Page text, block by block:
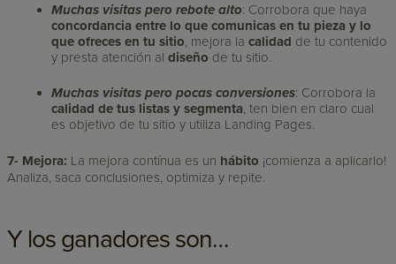
Muchas visitas pero rebote alto: Corrobora que haya
concordancia entre lo que comunicas en tu pieza y lo
que ofreces en tu sitio, mejora lacalidad de tu contenido
y presta atención aldiseño de tu sitio.
Muchas visitas pero pocas conversiones: Corrobora la
calidad de tus listas y segmenta, ten bien en claro cual
es objetivo de tu sitio y utiliza Landing Pages.
7- Mejora: La mejora contínua es un hábito ¡comienza a aplicarlo!
Analiza, saca conclusiones, optimiza y repite.
Y los ganadores son…